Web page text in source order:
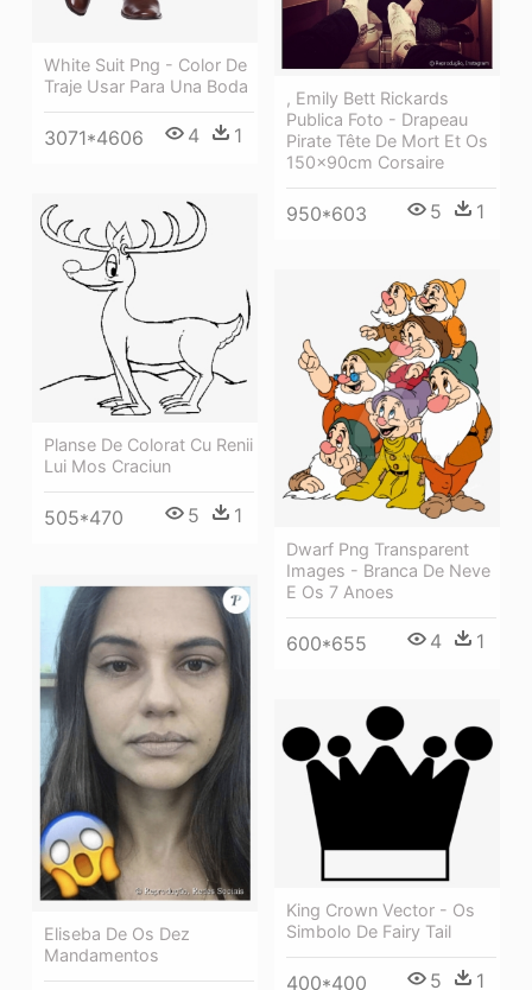
White Suit Png - Color De
Traje Usar Para Una Boda
3071*4606 4 1
, Emily Bett Rickards
Publica Foto - Drapeau
Pirate Tête De Mort Et Os
150x90cm Corsaire
950*603 5 1
Planse De Colorat Cu Renii
Lui Mos Craciun
505*470 5 1
Dwarf Png Transparent
Images - Branca De Neve
E Os 7 Anoes
600*655 4 1
Eliseba De Os Dez
Mandamentos
King Crown Vector - Os
Simbolo De Fairy Tail
400*400 5 1